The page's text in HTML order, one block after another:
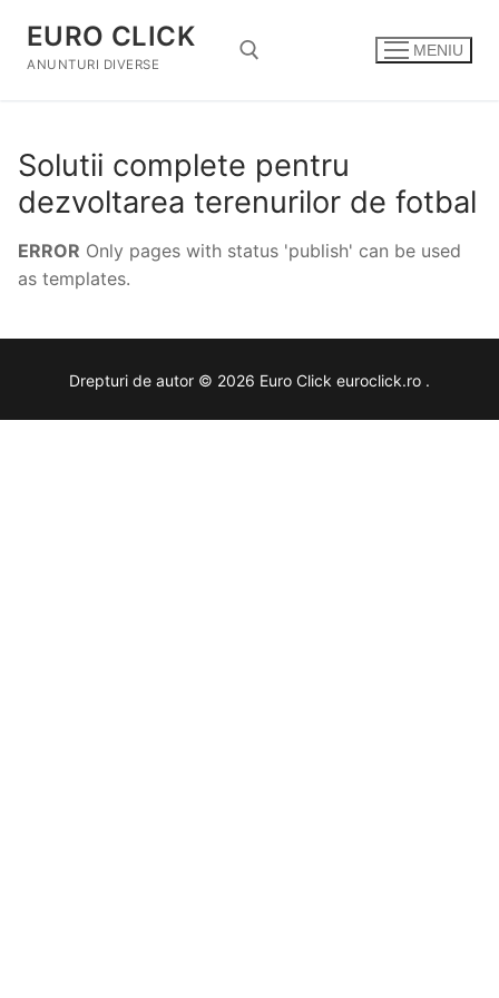
conținut
EURO CLICK
ANUNTURI DIVERSE
MENIU
Solutii complete pentru
dezvoltarea terenurilor de fotbal
ERROR Only pages with status 'publish' can be used
as templates.
Drepturi de autor © 2026 Euro Click euroclick.ro .